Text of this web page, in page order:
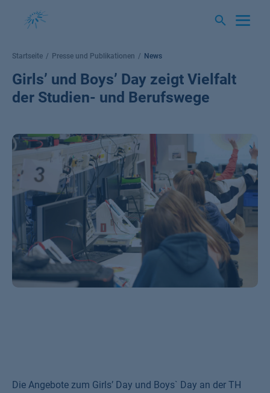
Startseite Presse und Publikationen News
Girls’ und Boys’ Day zeigt Vielfalt
der Studien- und Berufswege
Die Angebote zum Girls’ Day und Boys` Day an der TH